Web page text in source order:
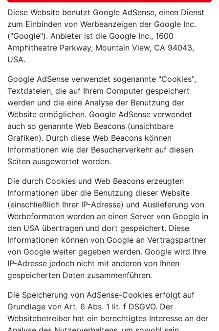
Diese Website benutzt Google AdSense, einen Dienst
zum Einbinden von Werbeanzeigen der Google Inc.
("Google"). Anbieter ist die Google Inc., 1600
Amphitheatre Parkway, Mountain View, CA 94043,
USA.
Google AdSense verwendet sogenannte "Cookies",
Textdateien, die auf Ihrem Computer gespeichert
werden und die eine Analyse der Benutzung der
Website ermöglichen. Google AdSense verwendet
auch so genannte Web Beacons (unsichtbare
Grafiken). Durch diese Web Beacons können
Informationen wie der Besucherverkehr auf diesen
Seiten ausgewertet werden.
Die durch Cookies und Web Beacons erzeugten
Informationen über die Benutzung dieser Website
(einschließlich Ihrer IP-Adresse) und Auslieferung von
Werbeformaten werden an einen Server von Google in
den USA übertragen und dort gespeichert. Diese
Informationen können von Google an Vertragspartner
von Google weiter gegeben werden. Google wird Ihre
IP-Adresse jedoch nicht mit anderen von Ihnen
gespeicherten Daten zusammenführen.
Die Speicherung von AdSense-Cookies erfolgt auf
Grundlage von Art. 6 Abs. 1 lit. f DSGVO. Der
Websitebetreiber hat ein berechtigtes Interesse an der